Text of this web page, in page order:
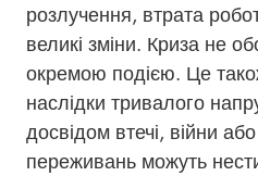
розлучення, втрата
великі зміни. Криза не
окремою подією. Це
наслідки тривалого
досвідом втечі, війни
переживань можуть